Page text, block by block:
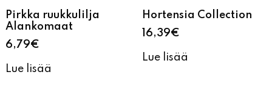
Pirkka ruukkulilja
Alankomaat
6,79€
Lue lisää
Hortensia Collection
16,39€
Lue lisää